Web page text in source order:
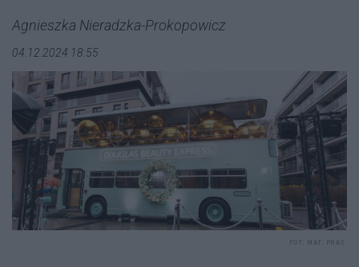
Agnieszka Nieradzka-Prokopowicz
04.12.2024 18:55